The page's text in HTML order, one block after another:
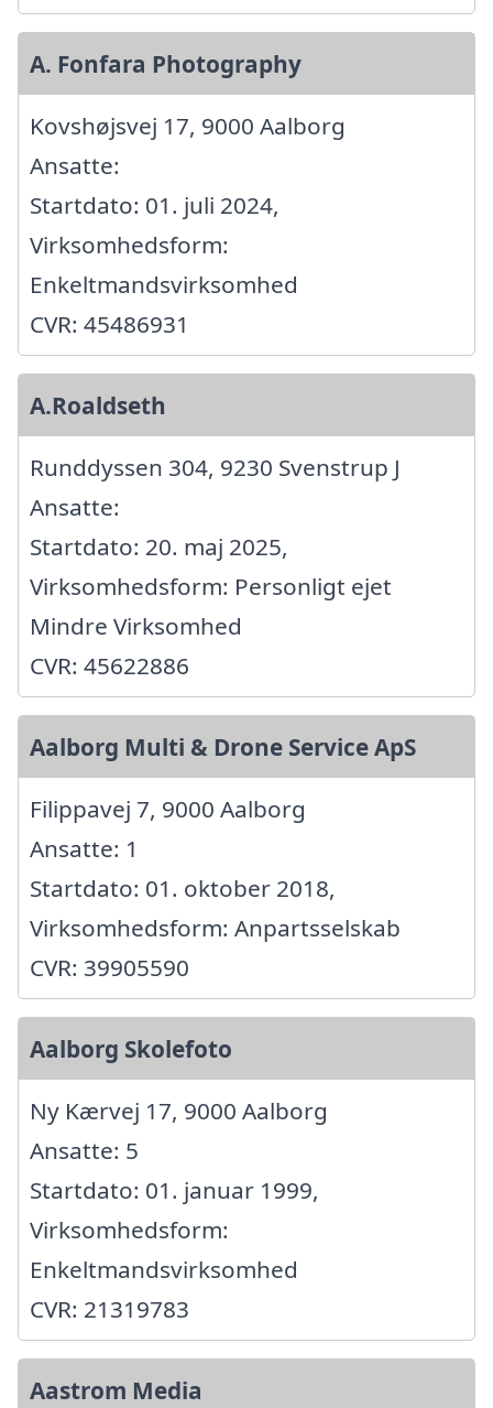
A. Fonfara Photography
Kovshøjsvej 17, 9000 Aalborg
Ansatte:
Startdato: 01. juli 2024,
Virksomhedsform:
Enkeltmandsvirksomhed
CVR: 45486931
A.Roaldseth
Runddyssen 304, 9230 Svenstrup J
Ansatte:
Startdato: 20. maj 2025,
Virksomhedsform: Personligt ejet
Mindre Virksomhed
CVR: 45622886
Aalborg Multi & Drone Service ApS
Filippavej 7, 9000 Aalborg
Ansatte: 1
Startdato: 01. oktober 2018,
Virksomhedsform: Anpartsselskab
CVR: 39905590
Aalborg Skolefoto
Ny Kærvej 17, 9000 Aalborg
Ansatte: 5
Startdato: 01. januar 1999,
Virksomhedsform:
Enkeltmandsvirksomhed
CVR: 21319783
Aastrom Media